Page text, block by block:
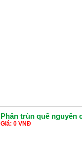
Phân trùn quế nguyên
Giá: 0 VNĐ